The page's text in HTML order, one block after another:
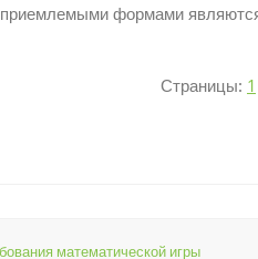
формами являются
Страницы: 1
математической игры